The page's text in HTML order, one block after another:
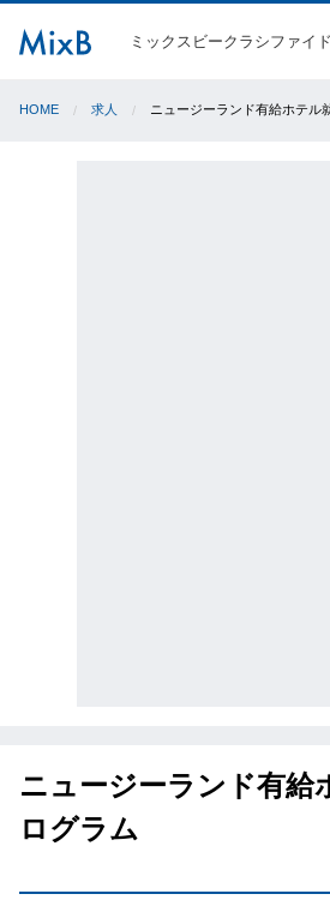
ミックスビークラシファイド
HOME 求人 ニュージーランド有給ホテル
ニュージーランド有給
ログラム